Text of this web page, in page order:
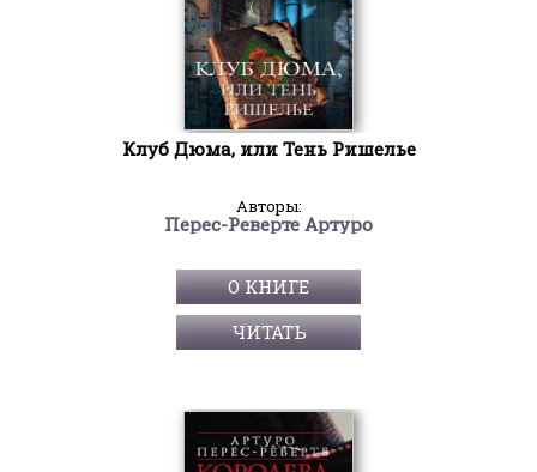
Клуб Дюма, или Тень Ришелье
Авторы:
Перес-Реверте Артуро
О КНИГЕ
ЧИТАТЬ